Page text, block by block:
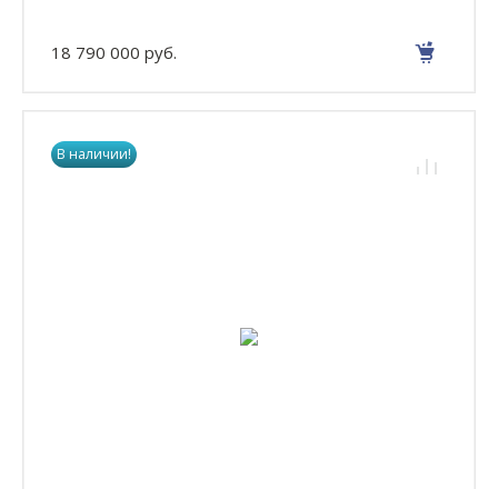
18 790 000 руб.
В наличии!